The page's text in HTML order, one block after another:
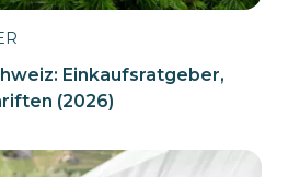
Einkaufsratgeber,
(2026)